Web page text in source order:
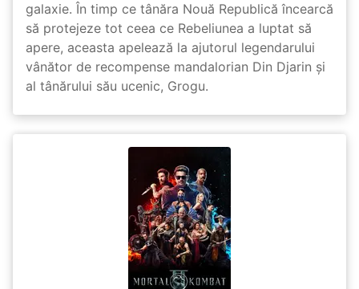
galaxie. În timp ce tânăra Nouă Republică încearcă
să protejeze tot ceea ce Rebeliunea a luptat să
apere, aceasta apelează la ajutorul legendarului
vânător de recompense mandalorian Din Djarin și
al tânărului său ucenic, Grogu.